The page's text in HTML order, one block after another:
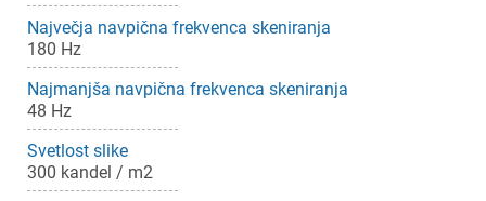
Največja navpična frekvenca skeniranja
180 Hz
Najmanjša navpična frekvenca skeniranja
48 Hz
Svetlost slike
300 kandel / m2